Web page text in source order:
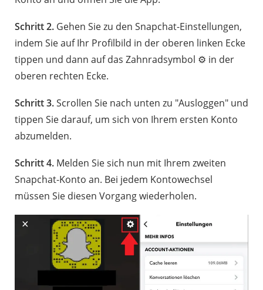
Schritt 2. Gehen Sie zu den Snapchat-Einstellungen,
indem Sie auf Ihr Profilbild in der oberen linken Ecke
tippen und dann auf das Zahnradsymbol ⚙️ in der
oberen rechten Ecke.
Schritt 3.Scrollen Sie nach unten zu "Ausloggen" und
tippen Sie darauf, um sich von Ihrem ersten Konto
abzumelden.
Schritt 4. Melden Sie sich nun mit Ihrem zweiten
Snapchat-Konto an. Bei jedem Kontowechsel
müssen Sie diesen Vorgang wiederholen.